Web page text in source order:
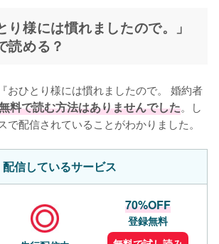
り様には慣れましたので。」
読める？
おひとり様には慣れましたので。 婚約者
料で読む方法はありませんでした。し
で配信されていることがわかりました。
配信しているサービス
70%OFF
登録無料